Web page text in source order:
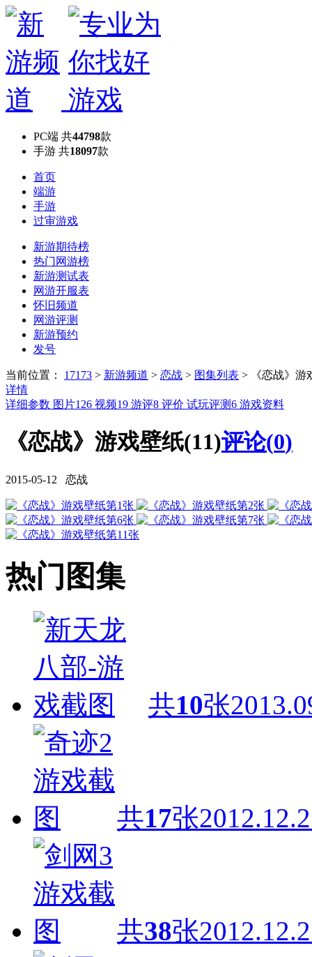
PC端 共44798款
手游 共18097款
首页
端游
手游
过审游戏
新游期待榜
热门网游榜
新游测试表
网游开服表
怀旧频道
网游评测
新游预约
发号
当前位置： 17173 > 新游频道 > 恋战 > 图集列表 >
《恋战》游
详情
详细参数 图片126 视频19 游评8 评价 试玩评测6 游戏资料
《恋战》游戏壁纸(11)评论(0)
2015-05-12 恋战
热门图集
共10张
共17张
共38张